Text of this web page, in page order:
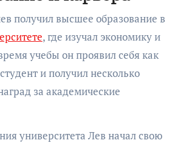
получил высшее образование в
, где изучал экономику и
учебы он проявил себя как
и получил несколько
за академические
университета Лев начал свою